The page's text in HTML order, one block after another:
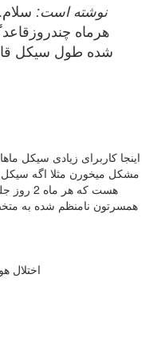
gajera_051167 نوشته است:
هرماه
شده طول سیکل
اینجا کاربرای زیادی سیکل
هست که
همسرتون نامنظم شده به
-